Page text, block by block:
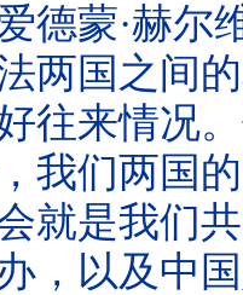
蒙·赫尔
两国之间
往来情况
我们两国
就是我们
，以及中